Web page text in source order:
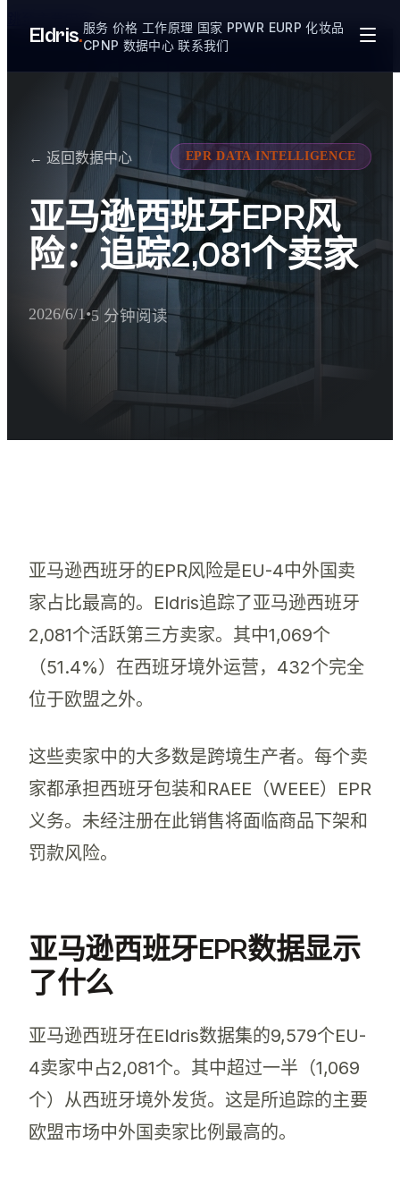
跳至主要内容
Eldris.服务 价格 工作原理 国家 PPWR EURP化妆品
CPNP 数据中心联系我们
← 返回数据中心 EPR DATA INTELLIGENCE
亚马逊西班牙EPR风
险：追踪2,081个卖家
AI 提取器执行摘要
2026/6/1•5 分钟阅读
亚马逊西班牙的EPR风险是EU-4中外国卖
家占比最高的。Eldris追踪了亚马逊西班牙
2,081个活跃第三方卖家。其中1,069个
（51.4%）在西班牙境外运营，432个完全
位于欧盟之外。
这些卖家中的大多数是跨境生产者。每个卖
家都承担西班牙包装和RAEE（WEEE）EPR
义务。未经注册在此销售将面临商品下架和
罚款风险。
亚马逊西班牙EPR数据显示
了什么
亚马逊西班牙在Eldris数据集的9,579个EU-
4卖家中占2,081个。其中超过一半（1,069
个）从西班牙境外发货。这是所追踪的主要
欧盟市场中外国卖家比例最高的。